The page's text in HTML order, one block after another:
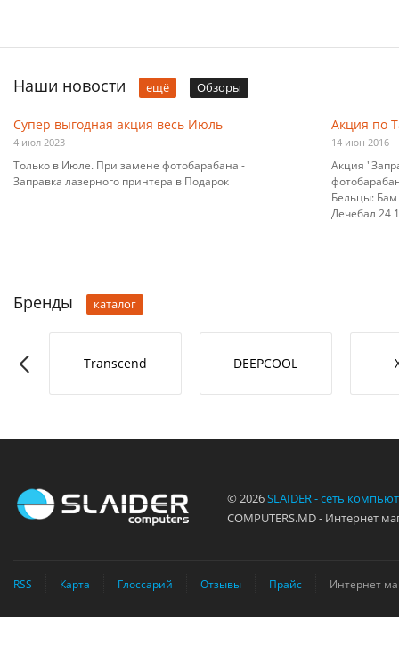
Наши новости ещё Обзоры
Супер выгодная акция весь Июль
4 июл 2023
Только в Июле. При замене фотобарабана -
Заправка лазерного принтера в Подарок
Акция по
14 июн 2016
Акция
Бельцы: Бам
Дечебал 24
Бренды каталог
L Transcend DEEPCOOL
© 2026SLAIDER - сеть
COMPUTERS.MD - Интернет
RSS Карта Глоссарий Отзывы Прайс Интернет